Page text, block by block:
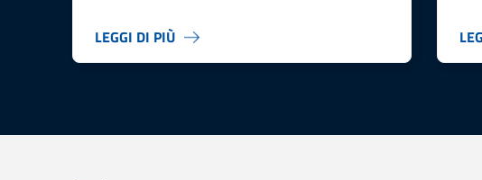
LEGGI DI PIÙ